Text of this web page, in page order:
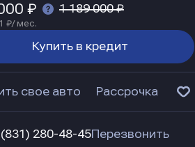
₽ 1 189 000 ₽
₽/ мес.
Купить в кредит
свое авто Рассрочка
280-48-45Перезвонить